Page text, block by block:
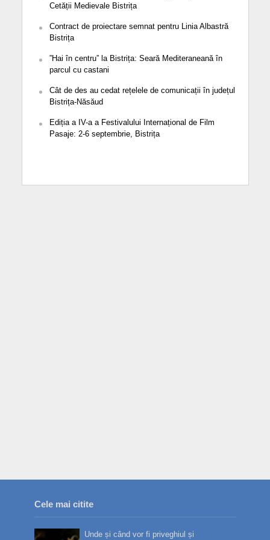
Cetății Medievale Bistrița
Contract de proiectare semnat pentru Linia Albastră
Bistrița
”Hai în centru” la Bistrița: Seară Mediteraneană în
parcul cu castani
Cât de des au cedat rețelele de comunicații în județul
Bistrița-Năsăud
Ediția a IV-a a Festivalului Internațional de Film
Pasaje: 2-6 septembrie, Bistrița
Cele mai citite
Unde și când vor fi priveghiul și